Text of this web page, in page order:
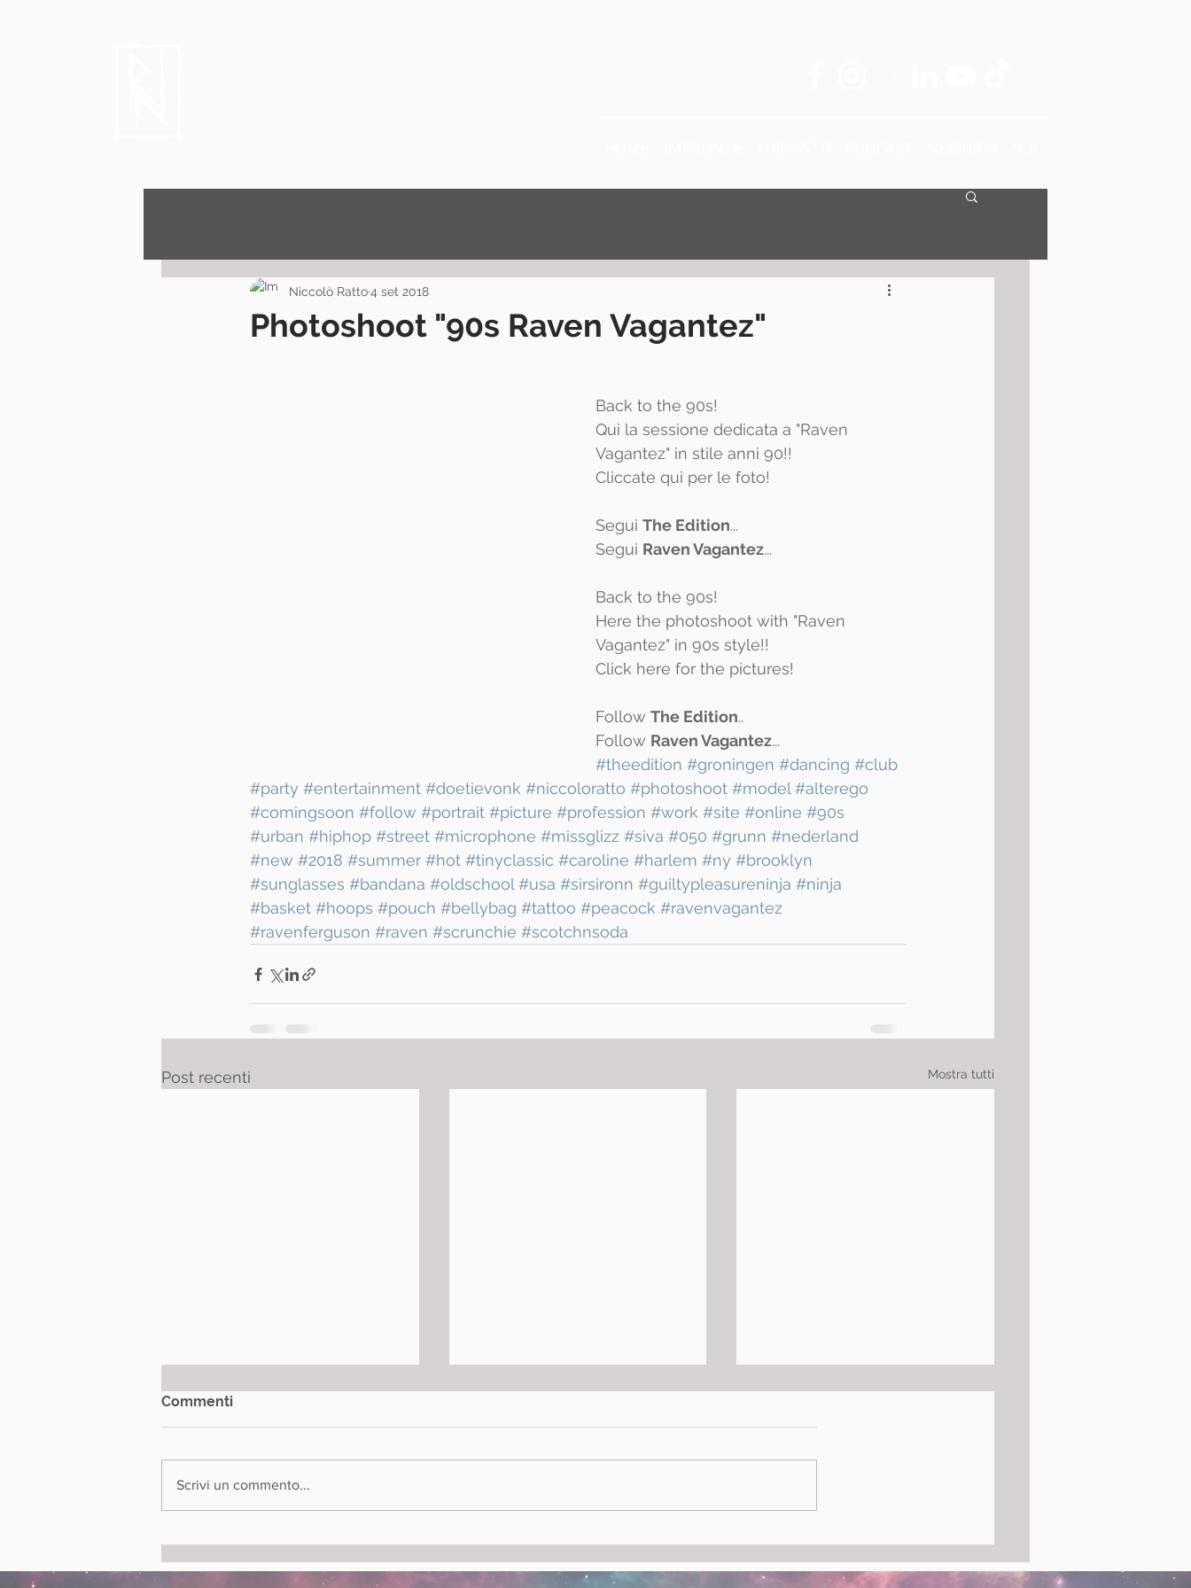
Photoshoot "90s Raven Vagantez"
Niccolò Ratto4 set 2018
Back to the 90s!
Qui la sessione dedicata a "Raven
Vagantez" in stile anni 90!!
Cliccate qui per le foto!
Segui The Edition...
Segui Raven Vagantez...
Back to the 90s!
Here the photoshoot with "Raven
Vagantez" in 90s style!!
Click here for the pictures!
Follow The Edition..
Follow Raven Vagantez...
#theedition #groningen #dancing #club
#party #entertainment #doetievonk #niccoloratto #photoshoot #model #alterego
#comingsoon #follow #portrait #picture #profession #work #site #online #90s
#urban #hiphop #street #microphone #missglizz #siva #050 #grunn #nederland
#new #2018 #summer #hot #tinyclassic #caroline #harlem #ny #brooklyn
#sunglasses #bandana #oldschool #usa #sirsironn #guiltypleasureninja #ninja
#basket #hoops #pouch #bellybag #tattoo #peacock #ravenvagantez
#ravenferguson #raven #scrunchie #scotchnsoda
Post recenti Mostra tutti
Quando un’ombra diventa
mito: Nosferatu tra cinema,
arte ed esoterismo a
Il Secolo XIX e Mentelocale
vi invitano alla
presentazione di Nosferatu
🦇 Nosferatu – Anatomia di
un Mito: Presentazione del
libro al TIQU Genova
Commenti
Scrivi un commento...